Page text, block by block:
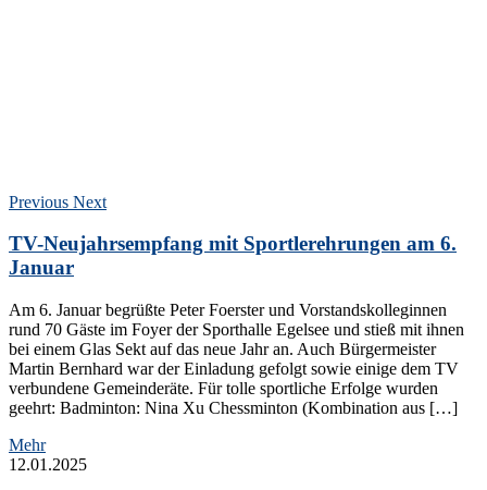
Previous Next
TV-Neujahrsempfang mit Sportlerehrungen am 6.
Januar
Am 6. Januar begrüßte Peter Foerster und Vorstandskolleginnen
rund 70 Gäste im Foyer der Sporthalle Egelsee und stieß mit ihnen
bei einem Glas Sekt auf das neue Jahr an. Auch Bürgermeister
Martin Bernhard war der Einladung gefolgt sowie einige dem TV
verbundene Gemeinderäte. Für tolle sportliche Erfolge wurden
geehrt: Badminton: Nina Xu Chessminton (Kombination aus […]
Mehr
12.01.2025